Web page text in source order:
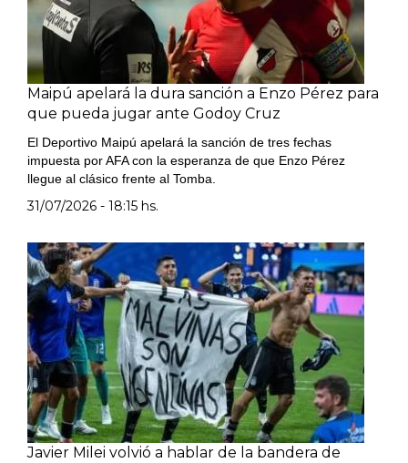
Maipú apelará la dura sanción a Enzo Pérez para
que pueda jugar ante Godoy Cruz
El Deportivo Maipú apelará la sanción de tres fechas
impuesta por AFA con la esperanza de que Enzo Pérez
llegue al clásico frente al Tomba.
31/07/2026 - 18:15 hs.
Javier Milei volvió a hablar de la bandera de